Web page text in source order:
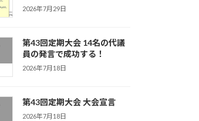
2026年7月29日
第43回定期大会 14名の代議
員の発言で成功する！
2026年7月18日
第43回定期大会 大会宣言
2026年7月18日